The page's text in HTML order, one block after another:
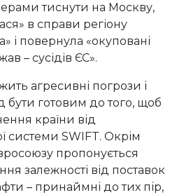
тиснути на Москву,
в справи регіону
і повернула «окуповані
– сусідів ЄС».
агресивні погрози і
бути готовим до того, щоб
країни від
системи SWIFT. Окрім
пропонується
залежності від поставок
– принаймні до тих пір,